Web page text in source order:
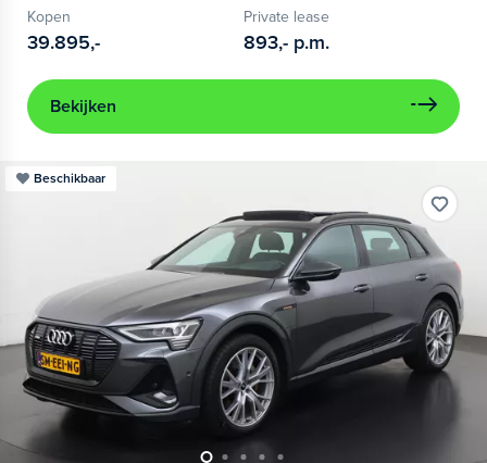
Kopen
39.895,-
Private lease
893,- p.m.
Bekijken
Beschikbaar